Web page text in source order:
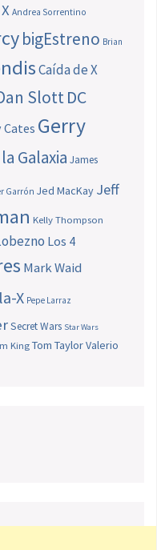
Andrea Sorrentino
bigEstreno Brian
Caída de X
SlottDC
Cates Gerry
Galaxia James
Garrón Jed MacKay Jeff
Kelly Thompson
Los 4
Mark Waid
X Pepe Larraz
Secret Wars Star Wars
King Tom TaylorValerio